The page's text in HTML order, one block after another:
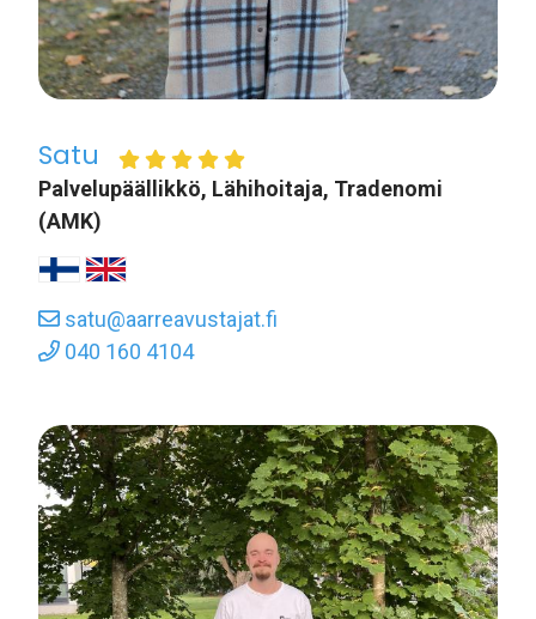
Satu
Palvelupäällikkö, Lähihoitaja, Tradenomi
(AMK)
satu@aarreavustajat.fi
040 160 4104